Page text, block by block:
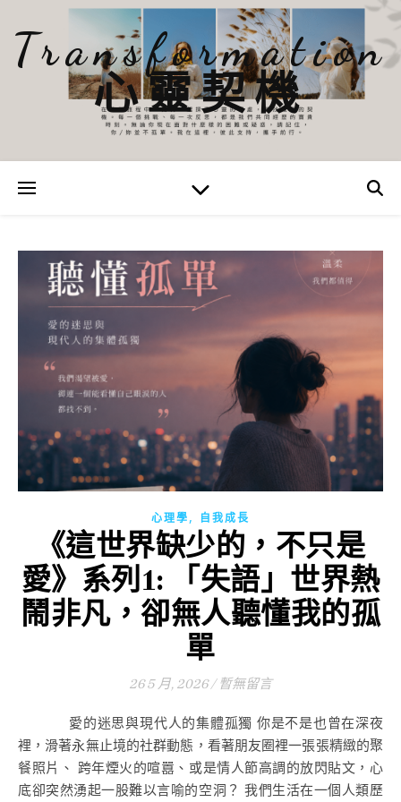
Transformation
心靈契機
心理學, 自我成長
《這世界缺少的，不只是
愛》系列1: 「失語」世界熱
鬧非凡，卻無人聽懂我的孤
單
26 5 月, 2026 / 暫無留言
愛的迷思與現代人的集體孤獨 你是不是也曾在深夜
裡，滑著永無止境的社群動態，看著朋友圈裡一張張精緻的聚
餐照片、 跨年煙火的喧囂、或是情人節高調的放閃貼文，心
底卻突然湧起一股難以言喻的空洞？ 我們生活在一個人類歷